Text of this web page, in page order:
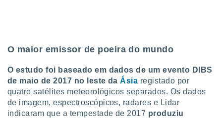
O maior emissor de poeira do mundo
O estudo foi baseado em dados de um evento DIBS
de maio de 2017 no leste daÁsia registado por
quatro satélites meteorológicos separados. Os dados
de imagem, espectroscópicos, radares e Lidar
indicaram que a tempestade de 2017 produziu